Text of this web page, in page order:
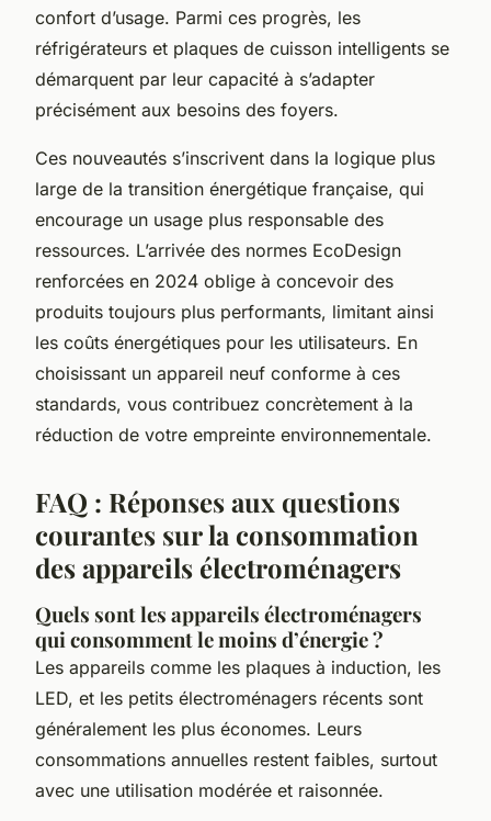
confort d’usage. Parmi ces progrès, les
réfrigérateurs et plaques de cuisson intelligents se
démarquent par leur capacité à s’adapter
précisément aux besoins des foyers.
Ces nouveautés s’inscrivent dans la logique plus
large de la transition énergétique française, qui
encourage un usage plus responsable des
ressources. L’arrivée des normes EcoDesign
renforcées en 2024 oblige à concevoir des
produits toujours plus performants, limitant ainsi
les coûts énergétiques pour les utilisateurs. En
choisissant un appareil neuf conforme à ces
standards, vous contribuez concrètement à la
réduction de votre empreinte environnementale.
FAQ : Réponses aux questions
courantes sur la consommation
des appareils électroménagers
Quels sont les appareils électroménagers
qui consomment le moins d’énergie ?
Les appareils comme les plaques à induction, les
LED, et les petits électroménagers récents sont
généralement les plus économes. Leurs
consommations annuelles restent faibles, surtout
avec une utilisation modérée et raisonnée.